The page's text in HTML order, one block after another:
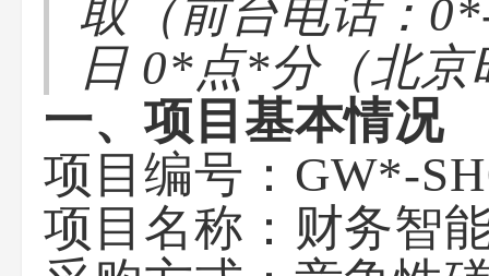
取（前台电话：
日 0*点*分（北京
一、项目基本情况
项目编号：GW*-
项目名称：财务智